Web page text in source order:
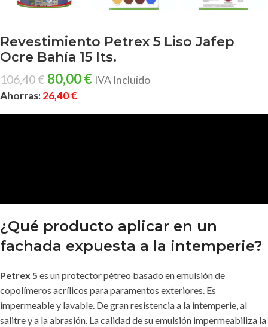
Revestimiento Petrex 5 Liso Jafep
Ocre Bahía 15 lts.
106,40€ 80,00€ IVA Incluido
Ahorras:26,40€
¿Qué producto aplicar en un
fachada expuesta a la intemperie?
Petrex 5 es un protector pétreo basado en emulsión de
copolímeros acrílicos para paramentos exteriores. Es
impermeable y lavable. De gran resistencia a la intemperie, al
salitre y a la abrasión. La calidad de su emulsión impermeabiliza la